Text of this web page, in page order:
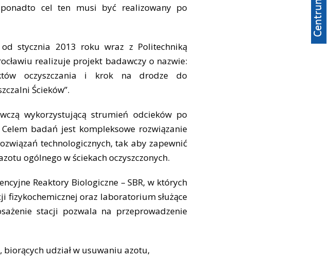
cel ten musi być realizowany po
stycznia 2013 roku wraz z Politechniką
realizuje projekt badawczy o nazwie:
oczyszczania i krok na drodze do
Ścieków”.
wykorzystującą strumień odcieków po
badań jest kompleksowe rozwiązanie
technologicznych, tak aby zapewnić
ogólnego w ściekach oczyszczonych.
Reaktory Biologiczne – SBR, w których
fizykochemicznej oraz laboratorium służące
stacji pozwala na przeprowadzenie
udział w usuwaniu azotu,